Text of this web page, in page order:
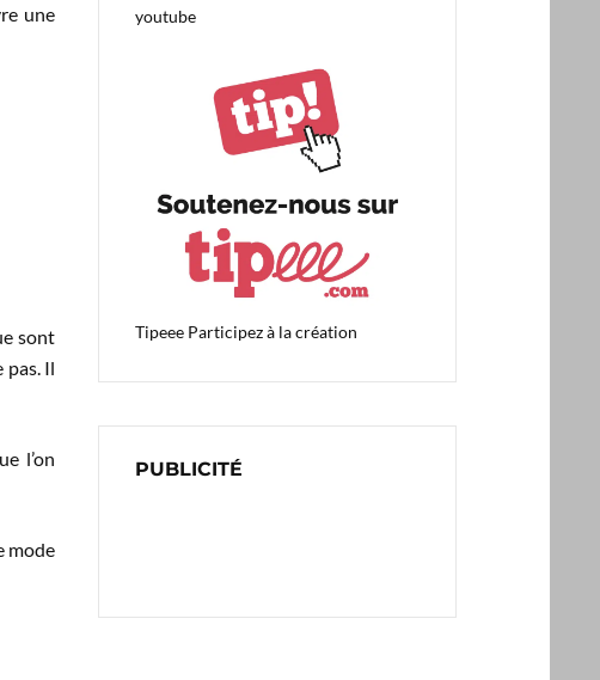
une
sont
pas. Il
l’on
mode
youtube
Tipeee Participez à la création
PUBLICITÉ